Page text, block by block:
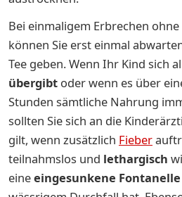
Bei einmaligem Erbrechen
können Sie erst einmal
Tee geben. Wenn Ihr Kind sich
übergibt oder wenn es über
Stunden sämtliche Nahrung
sollten Sie sich an die
gilt, wenn zusätzlich Fieber
teilnahmslos und lethargisch
eineeingesunkene Fontanelle